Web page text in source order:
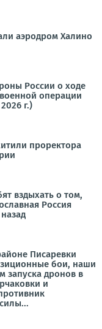
аэродром Халино
России о ходе
операции
г.)
проректора
вздыхать о том,
Россия
Писаревки
бои, наши
запуска дронов в
и